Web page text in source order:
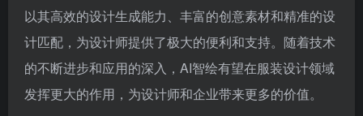
以其高效的设计生成能力、丰富的创意素材和精准的设
计匹配，为设计师提供了极大的便利和支持。随着技术
的不断进步和应用的深入，AI智绘有望在服装设计领域
发挥更大的作用，为设计师和企业带来更多的价值。